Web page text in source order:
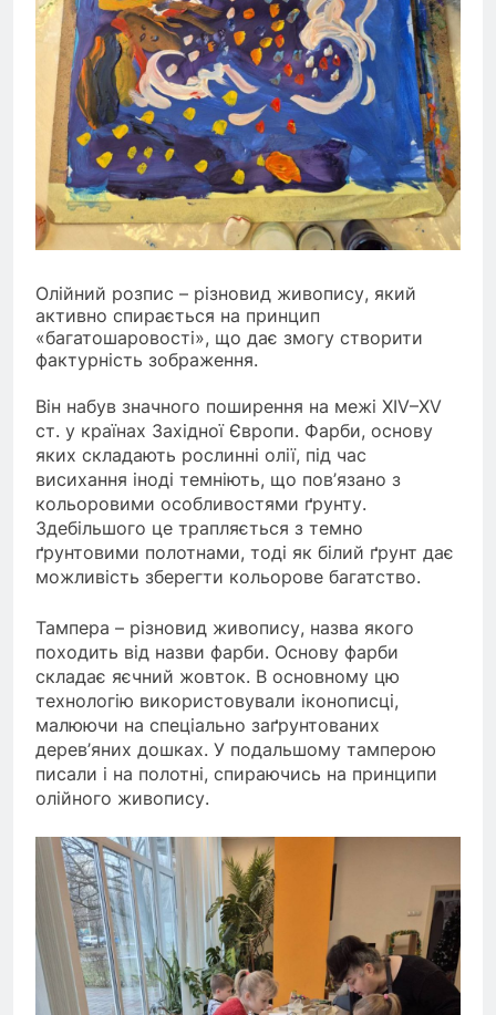
Олійний розпис – різновид живопису, який
активно спирається на принцип
«багатошаровості», що дає змогу створити
фактурність зображення.
Він набув значного поширення на межі XIV–XV
ст. у країнах Західної Європи. Фарби, основу
яких складають рослинні олії, під час
висихання іноді темніють, що пов’язано з
кольоровими особливостями ґрунту.
Здебільшого це трапляється з темно
ґрунтовими полотнами, тоді як білий ґрунт дає
можливість зберегти кольорове багатство.
Тампера – різновид живопису, назва якого
походить від назви фарби. Основу фарби
складає яєчний жовток. В основному цю
технологію використовували іконописці,
малюючи на спеціально заґрунтованих
дерев’яних дошках. У подальшому тамперою
писали і на полотні, спираючись на принципи
олійного живопису.